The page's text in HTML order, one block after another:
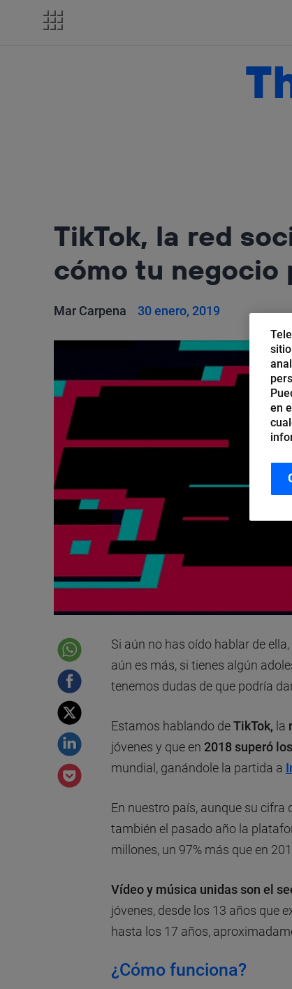
TikTok, la red
cómo tu negocio
Mar Carpena 30 enero, 2019
Si aún no has oído hablar de
aún es más, si tienes algún
tenemos dudas de que podría
Estamos hablando deTikTok, la
jóvenes y que en 2018 superó
mundial, ganándole la partida a
En nuestro país, aunque su
también el pasado año la
millones, un 97% más que en
Vídeo y música unidas son el
jóvenes, desde los 13 años que
hasta los 17 años,
¿Cómo funciona?
en